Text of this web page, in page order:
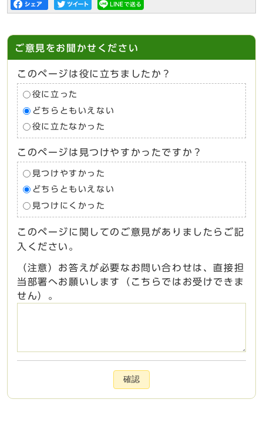
ご意見をお聞かせください
このページは役に立ちましたか？
役に立った
どちらともいえない
役に立たなかった
このページは見つけやすかったですか？
見つけやすかった
どちらともいえない
見つけにくかった
このページに関してのご意見がありましたらご記
入ください。
（注意）お答えが必要なお問い合わせは、直接担
当部署へお願いします（こちらではお受けできま
せん）。
確認